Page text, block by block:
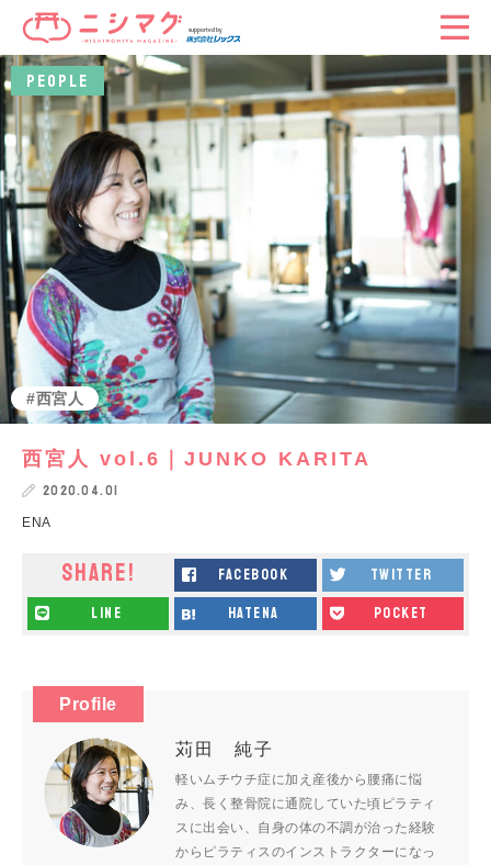
西宮人
PEOPLE
西宮人 vol.6｜JUNKO KARITA
2020.04.01
ENA
SHARE! facebook twitter
line hatena pocket
Profile
苅田 純子
軽いムチウチ症に加え産後から腰痛に悩
み、長く整骨院に通院していた頃ピラティ
スに出会い、自身の体の不調が治った経験
からピラティスのインストラクターになっ